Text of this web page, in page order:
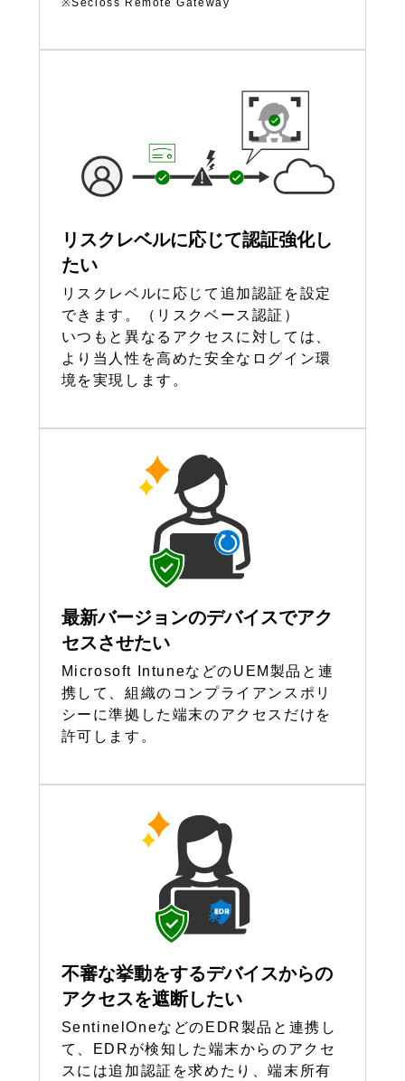
※Secioss Remote Gateway
リスクレベルに応じて認証強化し
たい
リスクレベルに応じて追加認証を設定
できます。（リスクベース認証）
いつもと異なるアクセスに対しては、
より当人性を高めた安全なログイン環
境を実現します。
最新バージョンのデバイスでアク
セスさせたい
Microsoft IntuneなどのUEM製品と連
携して、組織のコンプライアンスポリ
シーに準拠した端末のアクセスだけを
許可します。
不審な挙動をするデバイスからの
アクセスを遮断したい
SentinelOneなどのEDR製品と連携し
て、EDRが検知した端末からのアクセ
スには追加認証を求めたり、端末所有